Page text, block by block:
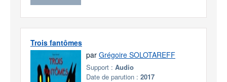
Trois fantômes
par Grégoire SOLOTAREFF
Support : Audio
Date de parution : 2017